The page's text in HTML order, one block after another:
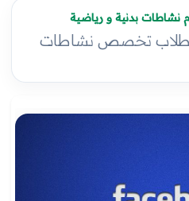
نشاطات بدنية و رياضية
تخصص نشاطات